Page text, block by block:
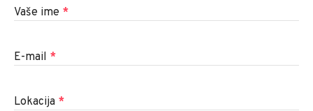
Vaše ime *
E-mail *
Lokacija *